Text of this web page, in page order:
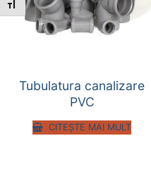
Toggle Font size
Tubulatura canalizare
PVC
CITEȘTE MAI MULT